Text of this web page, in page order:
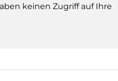
keinen Zugriff auf Ihre